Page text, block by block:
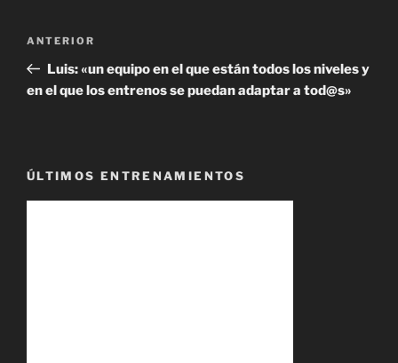
entradas
Entrada
anterior:
ANTERIOR
Luis: «un equipo en el que están todos los niveles y
en el que los entrenos se puedan adaptar a tod@s»
ÚLTIMOS ENTRENAMIENTOS